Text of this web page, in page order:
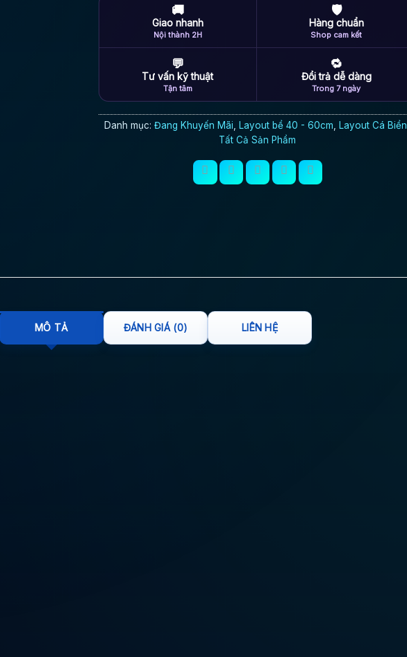
🚚
Giao nhanh
Nội thành 2H
🛡
Hàng chuẩn
Shop cam kết
💬
Tư vấn kỹ thuật
Tận tâm
🔁
Đổi trả dễ dàng
Trong 7 ngày
Danh mục:Đang Khuyến Mãi Layout bể 40 - 60cm Layout Cá Biển
Tất Cả Sản Phẩm
MÔ TẢ ĐÁNH GIÁ (0) LIÊN HỆ